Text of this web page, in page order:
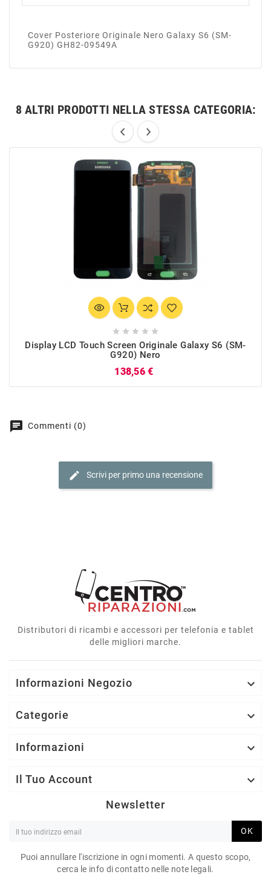
Cover Posteriore Originale Nero Galaxy S6 (SM-
G920) GH82-09549A
8 ALTRI PRODOTTI NELLA STESSA CATEGORIA:
    
Display LCD Touch Screen Originale Galaxy S6 (SM-
G920) Nero
138,56 €
chat Commenti (0)
edit Scrivi per primo una recensione
Distributori di ricambi e accessori per telefonia e tablet
delle migliori marche.
Informazioni Negozio 
Categorie 
Informazioni 
Il Tuo Account 
Newsletter
OK
Puoi annullare l'iscrizione in ogni momenti. A questo scopo,
cerca le info di contatto nelle note legali.